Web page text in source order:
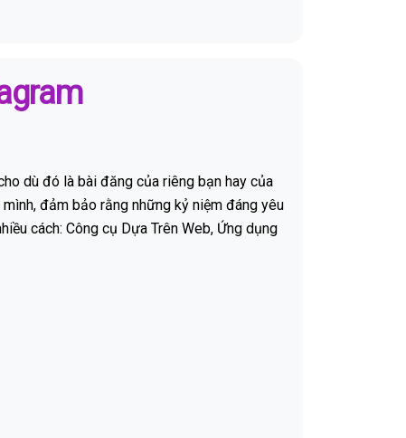
dù đó là bài đăng của riêng bạn hay của
đảm bảo rằng những kỷ niệm đáng yêu
cách: Công cụ Dựa Trên Web, Ứng dụng